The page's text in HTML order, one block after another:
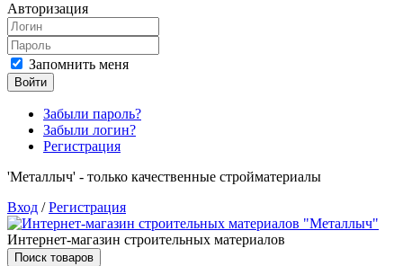
Авторизация
Запомнить меня
Войти
Забыли пароль?
Забыли логин?
Регистрация
'Металлыч' - только качественные стройматериалы
Вход /Регистрация
Интернет-магазин строительных материалов
Поиск товаров